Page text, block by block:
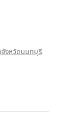
จังหวัดนนทบุรี